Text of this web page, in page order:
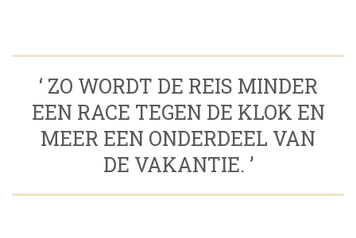
‘ ZO WORDT DE REIS MINDER
EEN RACE TEGEN DE KLOK EN
MEER EEN ONDERDEEL VAN
DE VAKANTIE. ’